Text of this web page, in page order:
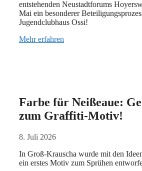
entstehenden Neustadtforums
Mai ein besonderer
Jugendclubhaus Ossi!
Mehr erfahren
Farbe für Neißeaue:
zum Graffiti-Motiv!
8. Juli 2026
In Groß-Krauscha wurde mit den
ein erstes Motiv zum Sprühen